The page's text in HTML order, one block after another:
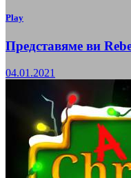
Play
Представяме ви
04.01.2021